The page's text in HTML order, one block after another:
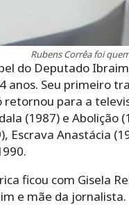
Rubens Corrêa foi
do Deputado
anos. Seu primeiro
retornou para a
(1987) e Abolição
Escrava Anastácia
ficou com Gisela
e mãe da jornalista.